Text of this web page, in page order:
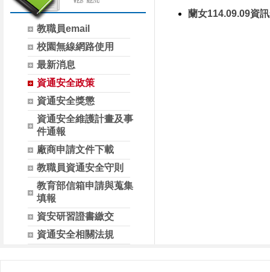
教職員email
校園無線網路使用
最新消息
資通安全政策
資通安全獎懲
資通安全維護計畫及事
件通報
廠商申請文件下載
教職員資通安全守則
教育部信箱申請與蒐集
填報
資安研習證書繳交
資通安全相關法規
蘭女114.09.09資